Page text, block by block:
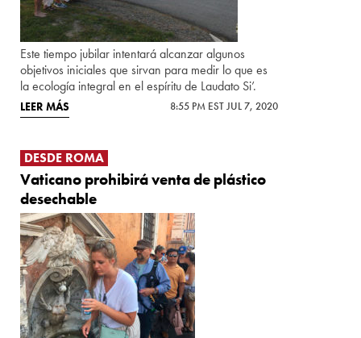
Este tiempo jubilar intentará alcanzar algunos
objetivos iniciales que sirvan para medir lo que es
la ecología integral en el espíritu de Laudato Si’.
LEER MÁS 8:55 PM EST JUL 7, 2020
DESDE ROMA
Vaticano prohibirá venta de plástico
desechable